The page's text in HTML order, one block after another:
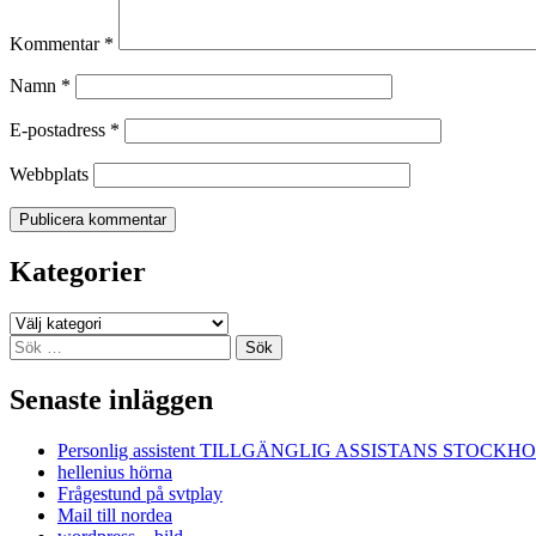
Kommentar *
Namn *
E-postadress *
Webbplats
Kategorier
Kategorier
Sök
efter:
Senaste inläggen
Personlig assistent TILLGÄNGLIG ASSISTANS
hellenius hörna
Frågestund på svtplay
Mail till nordea